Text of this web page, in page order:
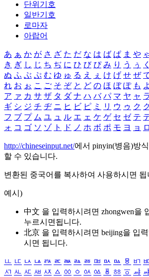
단위기호
일반기호
로마자
아랍어
あ ぁ か が さ ざ た だ な は ば ぱ ま や
き ぎ し じ ち ぢ に ひ び ぴ み り う ぅ く
ぬ ふ ぶ ぷ む ゆ ゅ る え ぇ け げ せ ぜ
れ お ぉ こ ご そ ぞ と ど の ほ ぼ ぽ も よ
ア ァ カ サ ザ タ ダ ナ ハ バ パ マ ヤ ャ
ギ シ ジ チ ヂ ニ ヒ ビ ピ ミ リ ウ ゥ ク
フ ブ プ ム ユ ュ ル エ ェ ケ ゲ セ ゼ テ
ォ コ ゴ ソ ゾ ト ド ノ ホ ボ ポ モ ヨ ョ ロ
http://chineseinput.net/에서 pinyin(병음)방
할 수 있습니다.
변환된 중국어를 복사하여 사용하시면 됩
예시)
中文 을 입력하시려면 zhongwen을
누르시면됩니다.
北京 을 입력하시려면 beijing을 입
시면 됩니다.
ㅥ ㅦ ㅧ ㅨ ㅩ ㅪ ㅫ ㅬ ㅭ ㅮ ㅯ ㅰ ㅱ ㅲ
ㅺ ㅻ ㅼ ㅽ ㅾ ㅿ ㆀ ㆁ ㆂ ㆃ ㆄ ㆅ ㆆ ㆇ ㆈ